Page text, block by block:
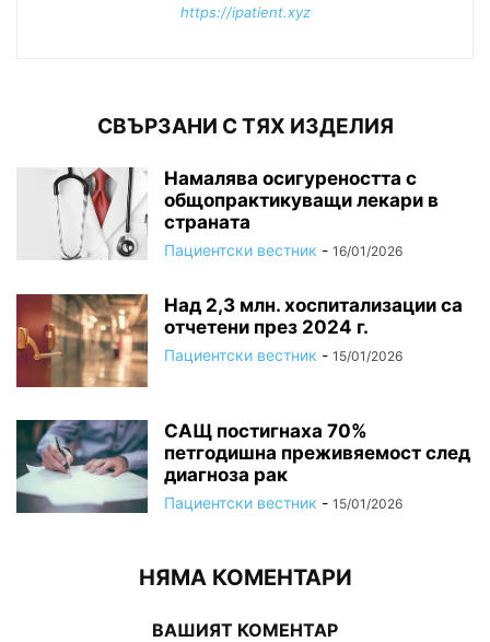
https://ipatient.xyz
СВЪРЗАНИ С ТЯХ ИЗДЕЛИЯ
Намалява осигуреността с
общопрактикуващи лекари в
страната
Пациентски вестник - 16/01/2026
Над 2,3 млн. хоспитализации са
отчетени през 2024 г.
Пациентски вестник - 15/01/2026
САЩ постигнаха 70%
петгодишна преживяемост след
диагноза рак
Пациентски вестник - 15/01/2026
НЯМА КОМЕНТАРИ
ВАШИЯТ КОМЕНТАР